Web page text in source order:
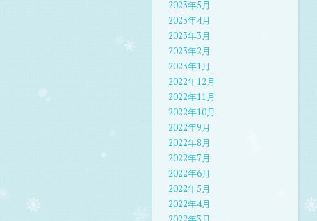
2023年5月
2023年4月
2023年3月
2023年2月
2023年1月
2022年12月
2022年11月
2022年10月
2022年9月
2022年8月
2022年7月
2022年6月
2022年5月
2022年4月